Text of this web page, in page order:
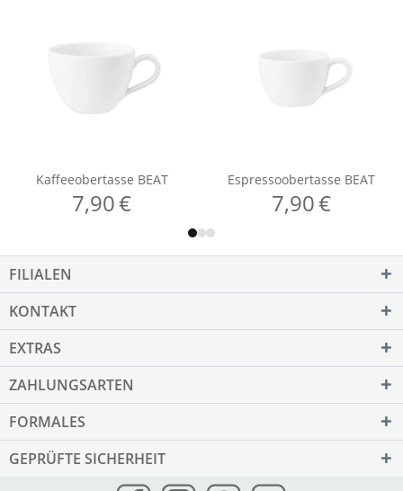
FILIALEN
KONTAKT
EXTRAS
ZAHLUNGSARTEN
FORMALES
GEPRÜFTE SICHERHEIT